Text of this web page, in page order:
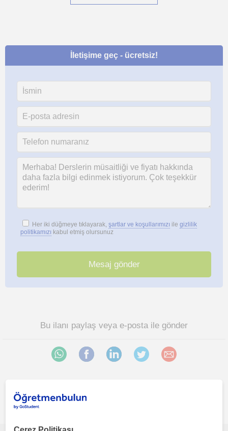
İletişime geç - ücretsiz!
Her iki düğmeye tıklayarak, şartlar ve koşullarımızı ile gizlilik
politikamızı kabul etmiş olursunuz
Bu ilanı paylaş veya e-posta ile gönder
Mersin sehri bölgesinde ilginizi çekebilecek diğer Ingilizce